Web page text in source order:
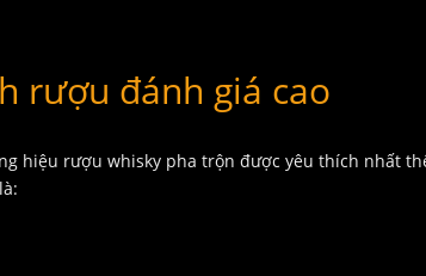
rượu đánh giá cao
hiệu rượu whisky pha trộn được yêu thích nhất